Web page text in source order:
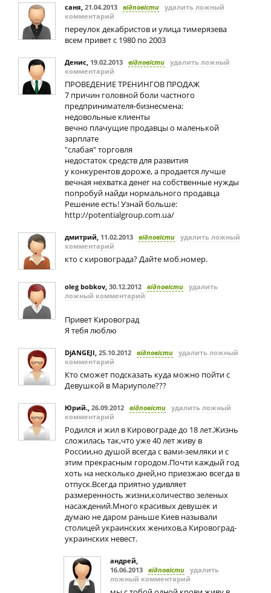
саня, 21.04.2013 відповісти удалить ложный
комментарий
переулок декабристов и улица тимерязева
всем привет с 1980 по 2003
Денис, 19.02.2013 відповісти удалить ложный
комментарий
ПРОВЕДЕНИЕ ТРЕНИНГОВ ПРОДАЖ
7 причин головной боли частного
предпринимателя-бизнесмена:
недовольные клиенты
вечно плачущие продавцы о маленькой
зарплате
"слабая" торговля
недостаток средств для развития
у конкурентов дороже, а продается лучше
вечная нехватка денег на собственные нужды
попробуй найди нормального продавца
Решение есть! Узнай больше:
http://potentialgroup.com.ua/
дмитрий, 11.02.2013 відповісти удалить ложный
комментарий
кто с кировограда? Дайте моб.номер.
oleg bobkov, 30.12.2012 відповісти удалить
ложный комментарий
Привет Кировоград
Я тебя люблю
DjANGEJI, 25.10.2012 відповісти удалить ложный
комментарий
Кто сможет подсказать куда можно пойти с
Девушкой в Мариуполе???
Юрий., 26.09.2012 відповісти удалить ложный
комментарий
Родился и жил в Кировограде до 18 лет.Жизнь
сложилась так,что уже 40 лет живу в
России,но душой всегда с вами-земляки и с
этим прекрасным городом.Почти каждый год
хоть на несколько дней,но приезжаю всегда в
отпуск.Всегда приятно удивляет
размеренность жизни,количество зеленых
насаждений.Много красивых девушек и
думаю не даром раньше Киев называли
столицей украинских женихов,а Кировоград-
украинских невест.
андрей,
16.06.2013 відповісти удалить
ложный комментарий